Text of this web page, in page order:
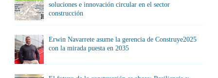
soluciones e innovación circular en el sector
construcción
Erwin Navarrete asume la gerencia de Construye2025
con la mirada puesta en 2035